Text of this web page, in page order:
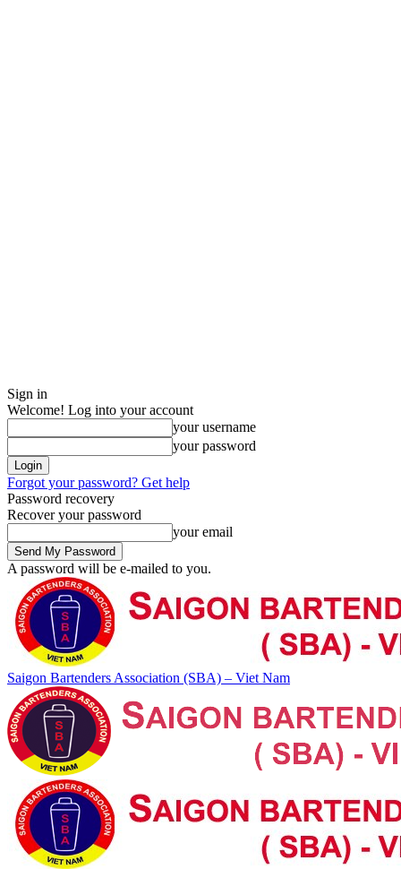
Sign in
Welcome! Log into your account
your username
your password
Forgot your password? Get help
Password recovery
Recover your password
your email
A password will be e-mailed to you.
Saigon Bartenders Association (SBA) – Viet Nam